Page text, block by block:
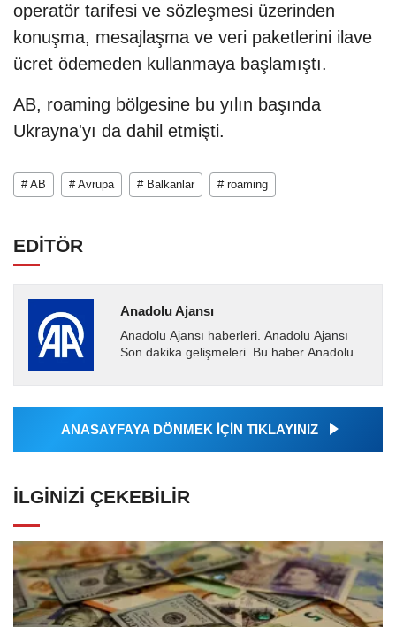
operatör tarifesi ve sözleşmesi üzerinden
konuşma, mesajlaşma ve veri paketlerini ilave
ücret ödemeden kullanmaya başlamıştı.
AB, roaming bölgesine bu yılın başında
Ukrayna'yı da dahil etmişti.
# AB # Avrupa # Balkanlar # roaming
EDİTÖR
Anadolu Ajansı
Anadolu Ajansı haberleri. Anadolu Ajansı
Son dakika gelişmeleri. Bu haber Anadolu
Ajansı tarafından...
ANASAYFAYA DÖNMEK İÇİN TIKLAYINIZ
İLGINIZI ÇEKEBILIR